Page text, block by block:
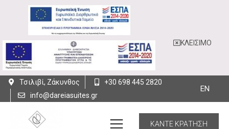
ΚΛΕΙΣΙΜΟ
Τσιλιβί, Ζάκυνθος
+30 698 445 2820
info@dareiasuites.gr
EN
ΚΑΝΤΕ ΚΡΑΤΗΣΗ